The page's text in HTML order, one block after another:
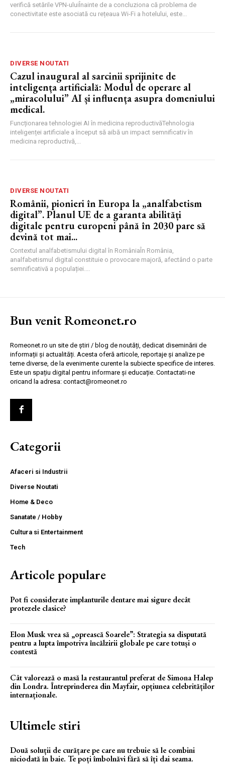
verifică setările VPN-uluiÎnainte de a concluziona că problema de
conectivitate este asociată cu rețeaua Wi-Fi a hotelului, este...
DIVERSE NOUTATI
Cazul inaugural al sarcinii sprijinite de
inteligența artificială: Modul de operare al
„miracolului” AI și influența asupra domeniului
medical.
Funcționarea tehnologiei AI în medicina reproductivăTehnologia
inteligenței artificiale a început să aibă un impact semnificativ în
medicina reproductivă,...
DIVERSE NOUTATI
Românii, pionieri în Europa la „analfabetism
digital”. Planul UE de a garanta abilități
digitale pentru europeni până în 2030 pare să
devină tot mai...
Contextul analfabetismului digital în RomâniaÎn România,
analfabetismul digital constituie o provocare majoră, afectând o parte
semnificativă a populației....
Bun venit Romeonet.ro
Romeonet.ro un site de știri / blog de noutăți, dedicat diseminării de
informații și actualități. Acesta oferă articole, reportaje și analize pe
teme diverse, de la evenimente curente la subiecte specifice de interes.
Este un spațiu digital pentru informare și educație. Contactati-ne
oricand la adresa: contact@romeonet.ro
Categorii
Afaceri si Industrii
Diverse Noutati
Home & Deco
Sanatate / Hobby
Cultura si Entertainment
Tech
Articole populare
Pot fi considerate implanturile dentare mai sigure decât
protezele clasice?
Elon Musk vrea să „oprească Soarele”: Strategia sa disputată
pentru a lupta împotriva încălzirii globale pe care totuși o
contestă
Cât valorează o masă la restaurantul preferat de Simona Halep
din Londra. Întreprinderea din Mayfair, opțiunea celebrităților
internaționale.
Ultimele stiri
Două soluții de curățare pe care nu trebuie să le combini
niciodată în baie. Te poți îmbolnăvi fără să îți dai seama.